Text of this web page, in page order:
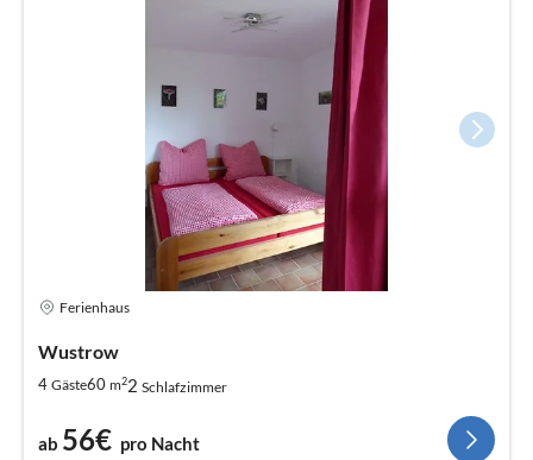
Ferienhaus
Wustrow
4 Gäste60 m22 Schlafzimmer
ab 56€ pro Nacht